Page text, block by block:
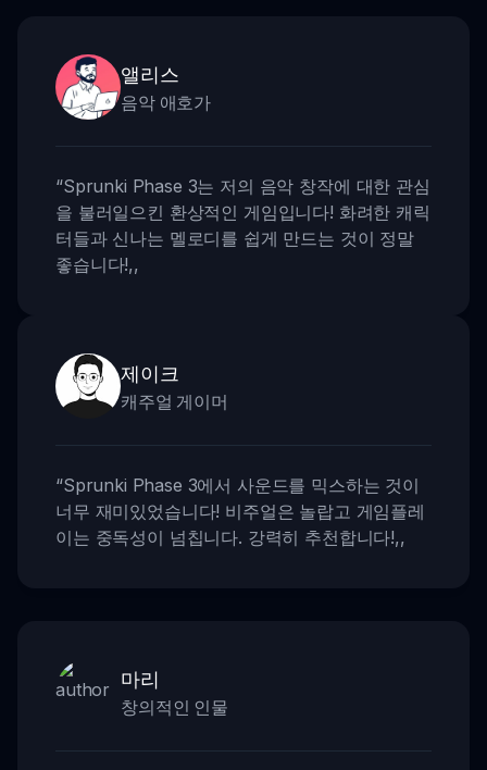
앨리스
음악 애호가
“Sprunki Phase 3는 저의 음악 창작에 대한 관심
을 불러일으킨 환상적인 게임입니다! 화려한 캐릭
터들과 신나는 멜로디를 쉽게 만드는 것이 정말
좋습니다!,,
제이크
캐주얼 게이머
“Sprunki Phase 3에서 사운드를 믹스하는 것이
너무 재미있었습니다! 비주얼은 놀랍고 게임플레
이는 중독성이 넘칩니다. 강력히 추천합니다!,,
마리
창의적인 인물